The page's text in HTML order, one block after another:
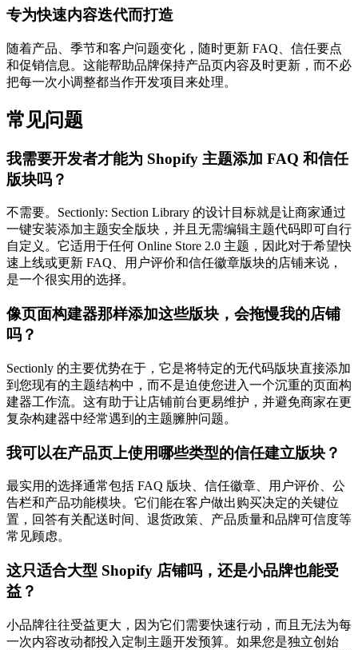
专为快速内容迭代而打造
随着产品、季节和客户问题变化，随时更新 FAQ、信任要点
和促销信息。这能帮助品牌保持产品页内容及时更新，而不必
把每一次小调整都当作开发项目来处理。
常见问题
我需要开发者才能为 Shopify 主题添加 FAQ 和信任
版块吗？
不需要。Sectionly: Section Library 的设计目标就是让商家通过
一键安装添加主题安全版块，并且无需编辑主题代码即可自行
自定义。它适用于任何 Online Store 2.0 主题，因此对于希望快
速上线或更新 FAQ、用户评价和信任徽章版块的店铺来说，
是一个很实用的选择。
像页面构建器那样添加这些版块，会拖慢我的店铺
吗？
Sectionly 的主要优势在于，它是将特定的无代码版块直接添加
到您现有的主题结构中，而不是迫使您进入一个沉重的页面构
建器工作流。这有助于让店铺前台更易维护，并避免商家在更
复杂构建器中经常遇到的主题臃肿问题。
我可以在产品页上使用哪些类型的信任建立版块？
最实用的选择通常包括 FAQ 版块、信任徽章、用户评价、公
告栏和产品功能模块。它们能在客户做出购买决定的关键位
置，回答有关配送时间、退货政策、产品质量和品牌可信度等
常见顾虑。
这只适合大型 Shopify 店铺吗，还是小品牌也能受
益？
小品牌往往受益更大，因为它们需要快速行动，而且无法为每
一次内容改动都投入定制主题开发预算。如果您是独立创始